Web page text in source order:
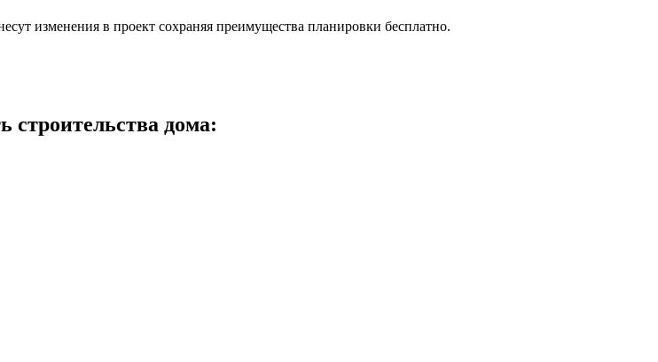
изменения в проект сохраняя преимущества планировки бесплатно.
строительства дома: